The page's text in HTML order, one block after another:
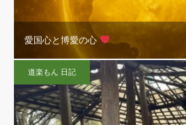
愛国心と博愛の心
道楽もん 日記